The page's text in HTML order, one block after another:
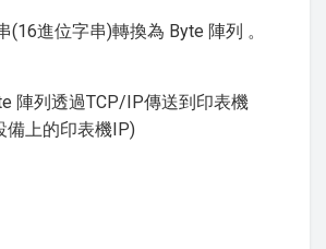
(16進位字串)轉換為 Byte 陣列 。
陣列透過TCP/IP傳送到印表機
備上的印表機IP)